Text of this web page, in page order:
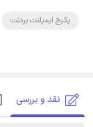
پکیج ایمپلنت بردنت
نقد و بررسی